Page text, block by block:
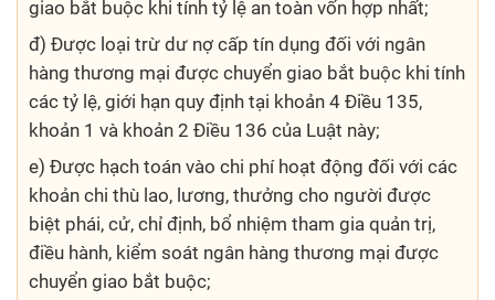
giao bắt buộc khi tính tỷ lệ an toàn vốn hợp nhất;
đ) Được loại trừ dư nợ cấp tín dụng đối với ngân
hàng thương mại được chuyển giao bắt buộc khi tính
các tỷ lệ, giới hạn quy định tại khoản 4 Điều 135,
khoản 1 và khoản 2 Điều 136 của Luật này;
e) Được hạch toán vào chi phí hoạt động đối với các
khoản chi thù lao, lương, thưởng cho người được
biệt phái, cử, chỉ định, bổ nhiệm tham gia quản trị,
điều hành, kiểm soát ngân hàng thương mại được
chuyển giao bắt buộc;